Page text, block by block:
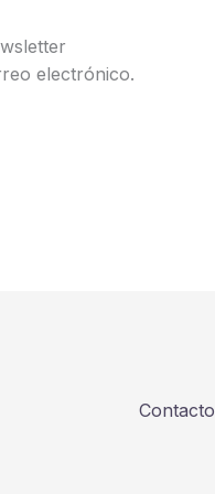
electrónico.
Contacto